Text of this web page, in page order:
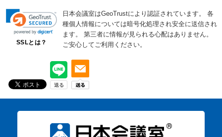
SSLとは？
日本会議室はGeoTrustにより認証されています。
各
種個人情報については暗号化処理され安全に送信され
ます。
第三者に情報が見られる心配はありません。
ご安心してご利用ください。